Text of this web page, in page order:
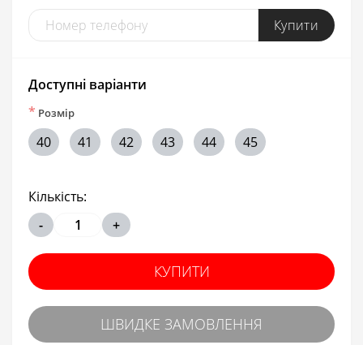
Купити
Доступні варіанти
* Розмір
40 41 42 43 44 45
Кількість:
-
+
КУПИТИ
ШВИДКЕ ЗАМОВЛЕННЯ